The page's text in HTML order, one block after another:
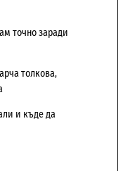
точно заради
толкова,
и къде да